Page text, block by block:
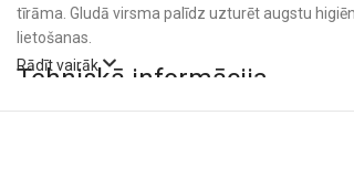
tīrāma. Gludā virsma palīdz uzturēt augstu
lietošanas.
Tehniskā informācija
Rādīt vairāk